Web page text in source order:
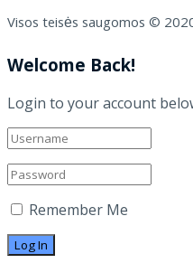
Visos teisės saugomos ©
Welcome Back!
Login to your account
Remember Me